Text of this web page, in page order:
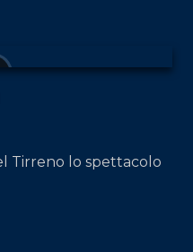
Tirreno lo spettacolo